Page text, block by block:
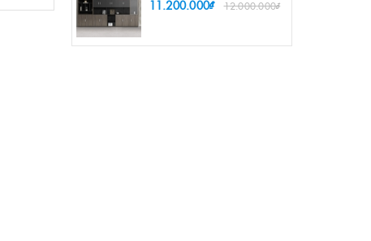
11.200.000₫
12.000.000₫